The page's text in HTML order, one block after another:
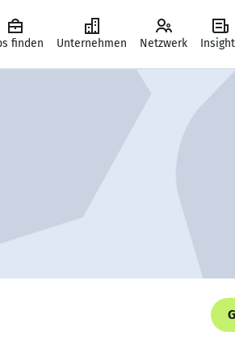
finden Unternehmen Netzwerk